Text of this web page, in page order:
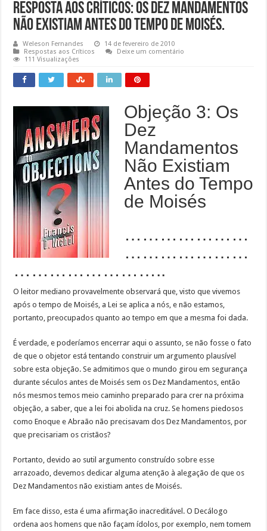
Resposta aos Críticos: Os Dez Mandamentos
Não Existiam antes do tempo de Moisés.
Weleson Fernandes
14 de fevereiro de 2010
Respostas aos Críticos
Deixe um comentário
111 Visualizações
Objeção 3: Os
Dez
Mandamentos
Não Existiam
Antes do Tempo
de Moisés
…………………
…………………
……………………..
O leitor mediano provavelmente observará que, visto que vivemos
após o tempo de Moisés, a Lei se aplica a nós, e não estamos,
portanto, preocupados quanto ao tempo em que a mesma foi dada.
É verdade, e poderíamos encerrar aqui o assunto, se não fosse o fato
de que o objetor está tentando construir um argumento plausível
sobre esta objeção. Se admitimos que o mundo girou em segurança
durante séculos antes de Moisés sem os Dez Mandamentos, então
nós mesmos temos meio caminho preparado para crer na próxima
objeção, a saber, que a lei foi abolida na cruz. Se homens piedosos
como Enoque e Abraão não precisavam dos Dez Mandamentos, por
que precisariam os cristãos?
Portanto, devido ao sutil argumento construído sobre esse
arrazoado, devemos dedicar alguma atenção à alegação de que os
Dez Mandamentos não existiam antes de Moisés.
Em face disso, esta é uma afirmação inacreditável. O Decálogo
ordena aos homens que não façam ídolos, por exemplo, nem tomem